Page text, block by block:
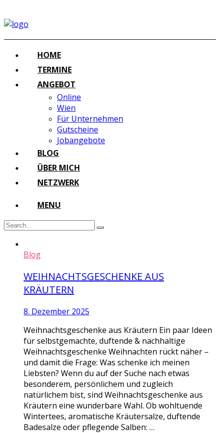
HOME
TERMINE
ANGEBOT
Online
Wien
Für Unternehmen
Gutscheine
Jobangebote
BLOG
ÜBER MICH
NETZWERK
MENU
Blog
WEIHNACHTSGESCHENKE AUS
KRÄUTERN
8. Dezember 2025
Weihnachtsgeschenke aus Kräutern Ein paar Ideen
für selbstgemachte, duftende & nachhaltige
Weihnachtsgeschenke Weihnachten rückt näher –
und damit die Frage: Was schenke ich meinen
Liebsten? Wenn du auf der Suche nach etwas
besonderem, persönlichem und zugleich
natürlichem bist, sind Weihnachtsgeschenke aus
Kräutern eine wunderbare Wahl. Ob wohltuende
Wintertees, aromatische Kräutersalze, duftende
Badesalze oder pflegende Salben: …